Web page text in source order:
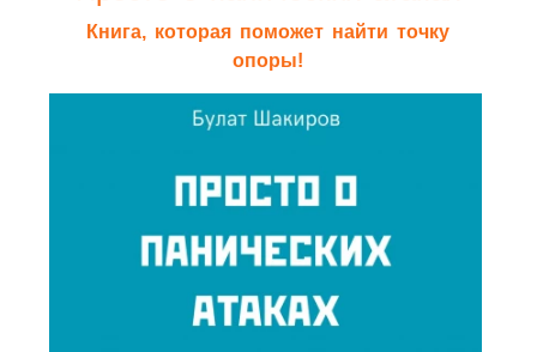
Книга, которая поможет найти точку
опоры!